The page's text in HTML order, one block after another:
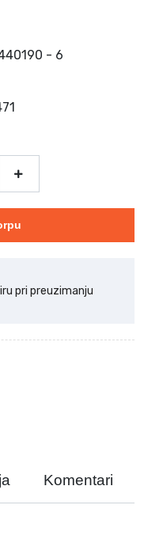
- 6
pri preuzimanju
Komentari